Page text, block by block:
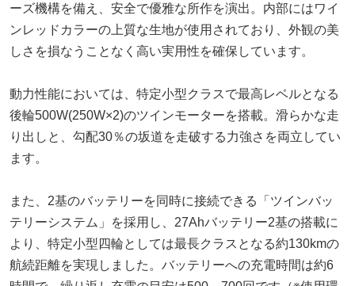
ーズ機構を備え、安全で優雅な所作を演出。内部にはワイ
ンレッドカラーの上質な生地が使用されており、外観の美
しさを損なうことなく高い実用性を確保しています。
動力性能においては、特定小型クラスで最高レベルとなる
後輪500W(250W×2)のツインモーターを搭載。滑らかな走
り出しと、勾配30％の坂道を走破する力強さを両立してい
ます。
また、2基のバッテリーを同時に接続できる「ツインバッ
テリーシステム」を採用し、27Ahバッテリー2基の搭載に
より、特定小型四輪としては最長クラスとなる約130kmの
航続距離を実現しました。バッテリーへの充電時間は約6